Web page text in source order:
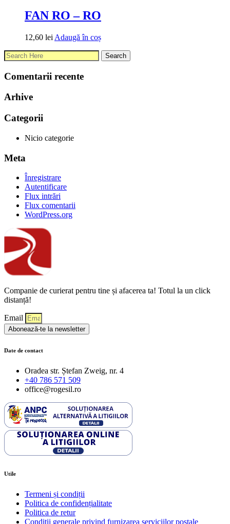
FAN RO – RO
12,60 lei Adaugă în coș
Comentarii recente
Arhive
Categorii
Nicio categorie
Meta
Înregistrare
Autentificare
Flux intrări
Flux comentarii
WordPress.org
Companie de curierat pentru tine și afacerea ta! Totul la un click
distanță!
Email
Abonează-te la newsletter
Date de contact
Oradea str. Ștefan Zweig, nr. 4
+40 786 571 509
office@rogesil.ro
Utile
Termeni și condiții
Politica de confidențialitate
Politica de retur
Condiţii generale privind furnizarea serviciilor poştale